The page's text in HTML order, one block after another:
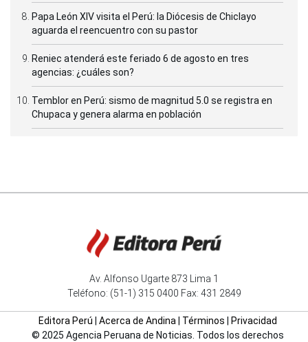
Papa León XIV visita el Perú: la Diócesis de Chiclayo
aguarda el reencuentro con su pastor
Reniec atenderá este feriado 6 de agosto en tres
agencias: ¿cuáles son?
Temblor en Perú: sismo de magnitud 5.0 se registra en
Chupaca y genera alarma en población
Av. Alfonso Ugarte 873 Lima 1
Teléfono: (51-1) 315 0400 Fax: 431 2849
Editora Perú Acerca de Andina Términos
Privacidad
© 2025 Agencia Peruana de Noticias. Todos los derechos